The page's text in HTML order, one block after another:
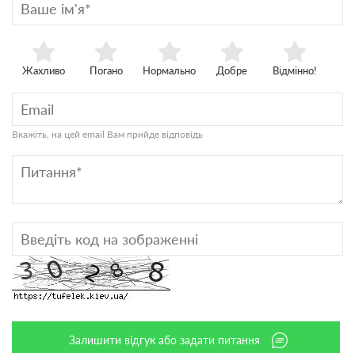
Жахливо Погано Нормально Добре Відмінно!
Вкажіть, на цей email Вам прийде відповідь
Залишити відгук або задати питання